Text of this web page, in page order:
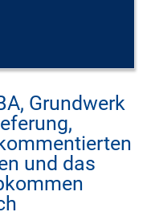
Grundwerk
und das